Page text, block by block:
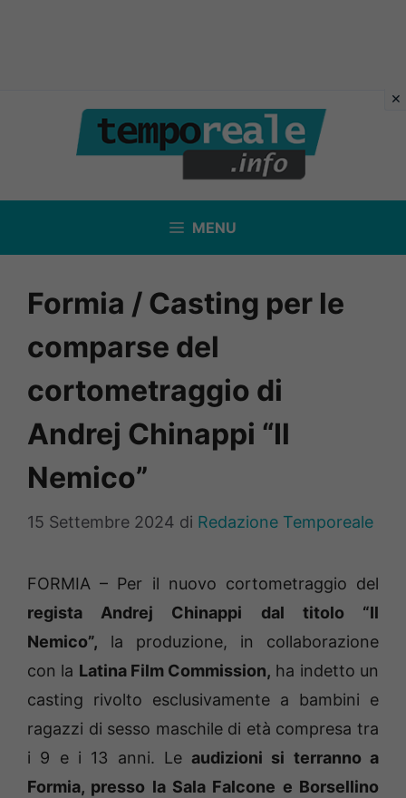
contenuto
MENU
Formia / Casting per le
comparse del
cortometraggio di
Andrej Chinappi “Il
Nemico”
15 Settembre 2024 di Redazione Temporeale
FORMIA – Per il nuovo cortometraggio del
regista Andrej Chinappi dal titolo “Il
Nemico”, la produzione, in collaborazione
con la Latina Film Commission, ha indetto un
casting rivolto esclusivamente a bambini e
ragazzi di sesso maschile di età compresa tra
i 9 e i 13 anni. Leaudizioni si terranno a
Formia, presso la Sala Falcone e Borsellino